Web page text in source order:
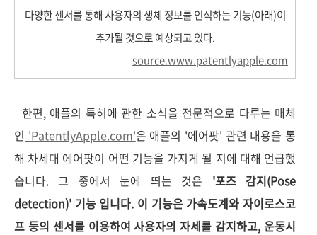
다양한 센서를 통해 사용자의 생체 정보를 인식하는 기능(아래)이
추가될 것으로 예상되고 있다.
source.www.patentlyapple.com
한편, 애플의 특허에 관한 소식을 전문적으로 다루는 매체
인 'PatentlyApple.com'은 애플의 '에어팟' 관련 내용을 통
해 차세대 에어팟이 어떤 기능을 가지게 될 지에 대해 언급했
습니다. 그 중에서 눈에 띄는 것은 '포즈 감지(Pose
detection)' 기능 입니다. 이 기능은 가속도계와 자이로스코
프 등의 센서를 이용하여 사용자의 자세를 감지하고, 운동시